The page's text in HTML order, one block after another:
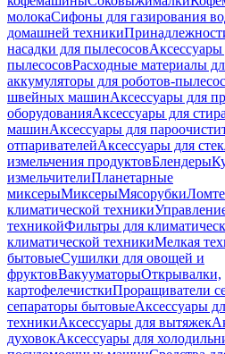
молокаСифоны для газирования
домашней техники
насадки для пылесосов
пылесосовРасходные материалы
аккумуляторы для роботов-
швейных машинАксессуары для
оборудованияАксессуары для
машинАксессуары для
отпаривателейАксессуары для
измельчения продуктовБлендеры
измельчителиПланетарные
миксерыМиксерыМясорубки
климатической техники
техникойФильтры для
климатической техникиМелкая
бытовыеСушилки для овощей и
фруктовВакууматорыОткрывалки,
картофелечисткиПроращиватели
сепараторы бытовыеАксессуары
техникиАксессуары для вытяжек
духовокАксессуары для